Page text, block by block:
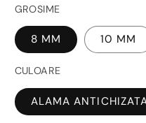
GROSIME
8 MM 10 MM
CULOARE
ALAMA